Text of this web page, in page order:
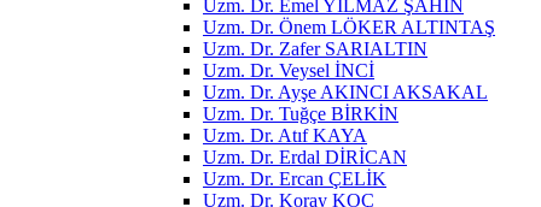
Uzm. Dr. Emel YILMAZ ŞAHİN
Uzm. Dr. Önem LÖKER ALTINTAŞ
Uzm. Dr. Zafer SARIALTIN
Uzm. Dr. Veysel İNCİ
Uzm. Dr. Ayşe AKINCI AKSAKAL
Uzm. Dr. Tuğçe BİRKİN
Uzm. Dr. Atıf KAYA
Uzm. Dr. Erdal DİRİCAN
Uzm. Dr. Ercan ÇELİK
Uzm. Dr. Koray KOÇ